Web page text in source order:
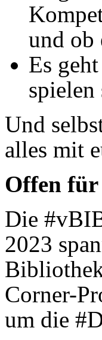
und ob
Es
spielen
Und
alles mit
Offen für
Die
2023
Corner-
um die